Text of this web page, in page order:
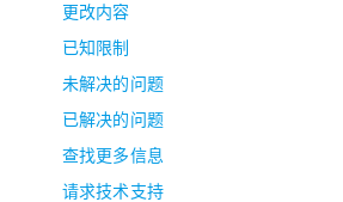
更改内容
已知限制
未解决的问题
已解决的问题
查找更多信息
请求技术支持